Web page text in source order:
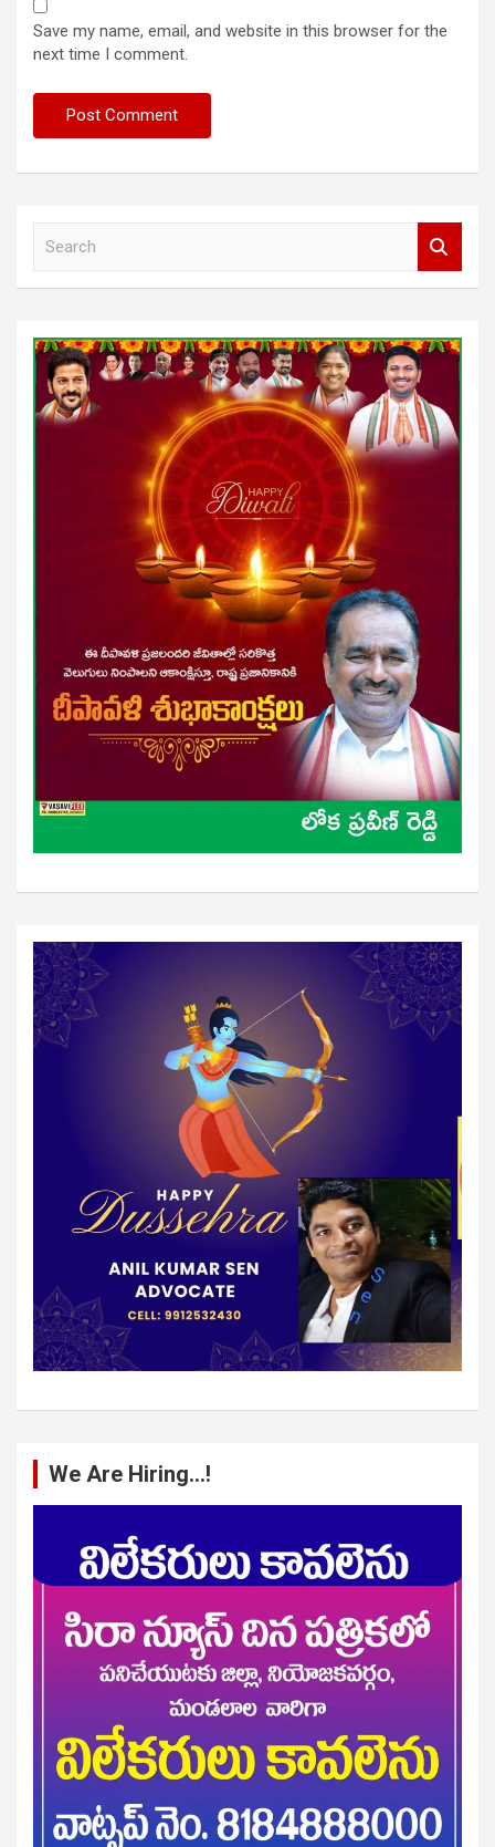
Save my name, email, and website in this browser for the
next time I comment.
h
We Are Hiring…!